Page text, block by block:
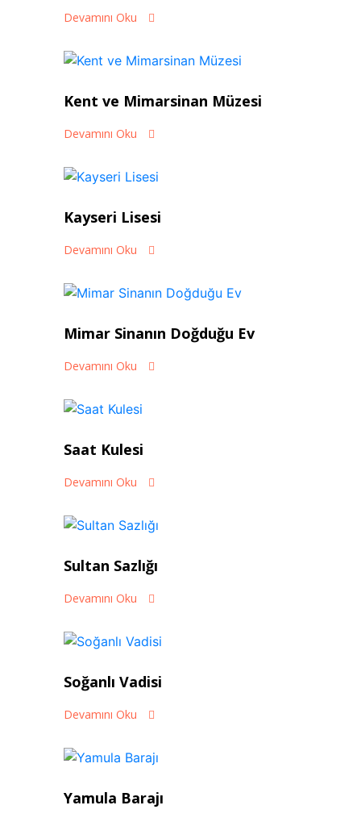
Devamını Oku
Kent ve Mimarsinan Müzesi
Devamını Oku
Kayseri Lisesi
Devamını Oku
Mimar Sinanın Doğduğu Ev
Devamını Oku
Saat Kulesi
Devamını Oku
Sultan Sazlığı
Devamını Oku
Soğanlı Vadisi
Devamını Oku
Yamula Barajı